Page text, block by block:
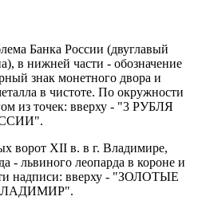
Банка России (двуглавый
в нижней части - обозначение
знак монетного двора и
в чистоте. По окружности
из точек: вверху - "3 РУБЛЯ
ворот XII в. в г. Владимире,
- львиного леопарда в короне и
надписи: вверху - "ЗОЛОТЫЕ